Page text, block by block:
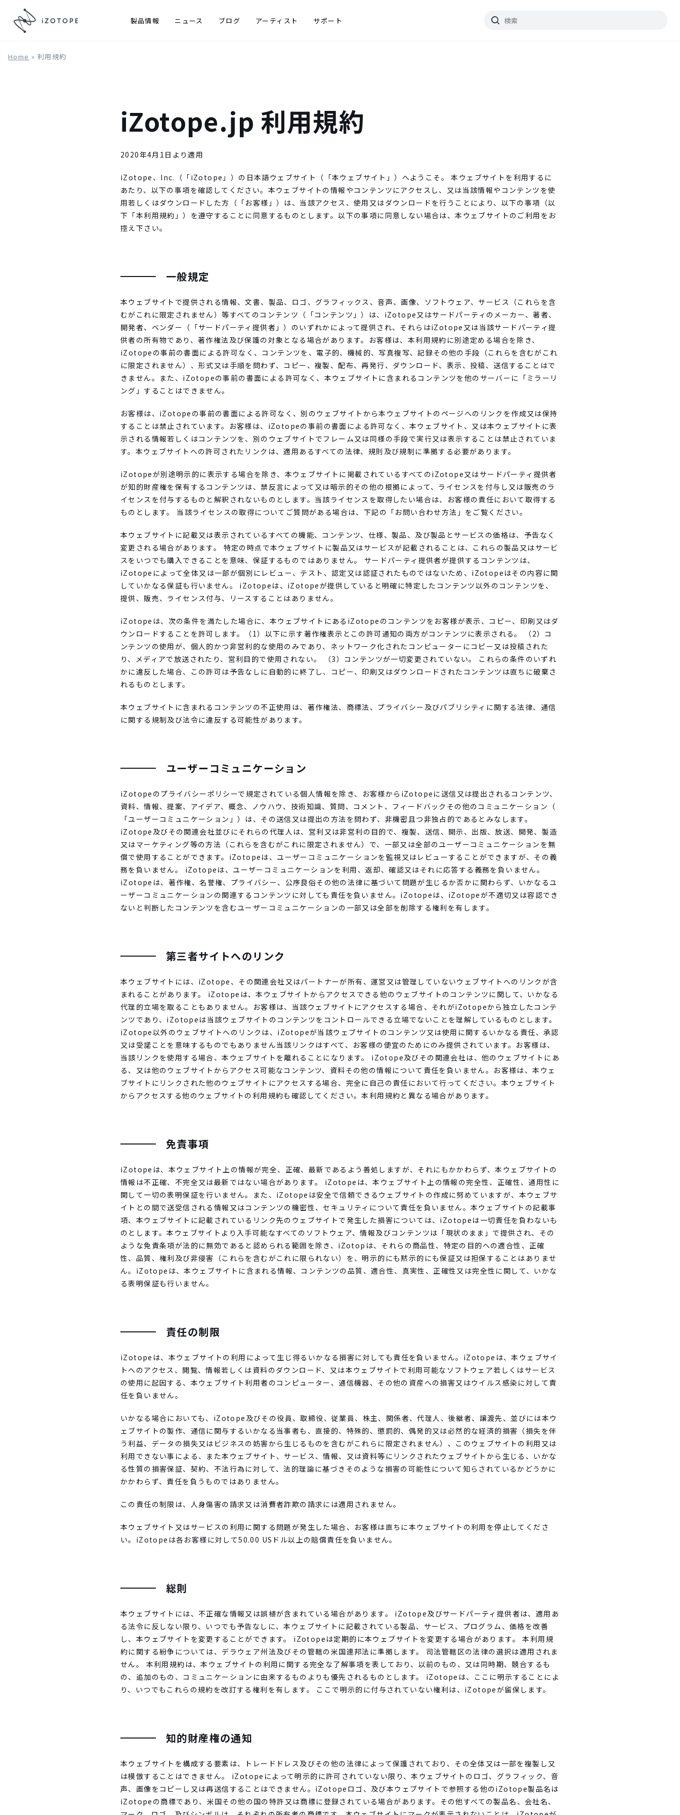
製品情報 ニュース ブログ アーティスト サポート
Home » 利用規約
iZotope.jp 利用規約
2020年4月1日より適用
iZotope、Inc.（「iZotope」）の日本語ウェブサイト（「本ウェブサイト」）へようこそ。 本ウェブサイトを利用するに
あたり、以下の事項を確認してください。本ウェブサイトの情報やコンテンツにアクセスし、又は当該情報やコンテンツを使
用若しくはダウンロードした方（「お客様」）は、当該アクセス、使用又はダウンロードを行うことにより、以下の事項（以
下「本利用規約」）を遵守することに同意するものとします。以下の事項に同意しない場合は、本ウェブサイトのご利用をお
控え下さい。
一般規定
本ウェブサイトで提供される情報、文書、製品、ロゴ、グラフィックス、音声、画像、ソフトウェア、サービス（これらを含
むがこれに限定されません）等すべてのコンテンツ（「コンテンツ」）は、iZotope又はサードパーティのメーカー、著者、
開発者、ベンダー（「サードパーティ提供者」）のいずれかによって提供され、それらはiZotope又は当該サードパーティ提
供者の所有物であり、著作権法及び保護の対象となる場合があります。お客様は、本利用規約に別途定める場合を除き、
iZotopeの事前の書面による許可なく、コンテンツを、電子的、機械的、写真複写、記録その他の手段（これらを含むがこれ
に限定されません）、形式又は手順を問わず、コピー、複製、配布、再発行、ダウンロード、表示、投稿、送信することはで
きません。また、iZotopeの事前の書面による許可なく、本ウェブサイトに含まれるコンテンツを他のサーバーに「ミラーリ
ング」することはできません。
お客様は、iZotopeの事前の書面による許可なく、別のウェブサイトから本ウェブサイトのページへのリンクを作成又は保持
することは禁止されています。お客様は、iZotopeの事前の書面による許可なく、本ウェブサイト、又は本ウェブサイトに表
示される情報若しくはコンテンツを、別のウェブサイトでフレーム又は同様の手段で実行又は表示することは禁止されていま
す。本ウェブサイトへの許可されたリンクは、適用あるすべての法律、規則及び規制に準拠する必要があります。
iZotopeが別途明示的に表示する場合を除き、本ウェブサイトに掲載されているすべてのiZotope又はサードパーティ提供者
が知的財産権を保有するコンテンツは、禁反言によって又は暗示的その他の根拠によって、ライセンスを付与し又は販売のラ
イセンスを付与するものと解釈されないものとします。当該ライセンスを取得したい場合は、お客様の責任において取得する
ものとします。 当該ライセンスの取得についてご質問がある場合は、下記の「お問い合わせ方法」をご覧ください。
本ウェブサイトに記載又は表示されているすべての機能、コンテンツ、仕様、製品、及び製品とサービスの価格は、予告なく
変更される場合があります。 特定の時点で本ウェブサイトに製品又はサービスが記載されることは、これらの製品又はサービ
スをいつでも購入できることを意味、保証するものではありません。 サードパーティ提供者が提供するコンテンツは、
iZotopeによって全体又は一部が個別にレビュー、テスト、認定又は認証されたものではないため、iZotopeはその内容に関
していかなる保証も行いません。 iZotopeは、iZotopeが提供していると明確に特定したコンテンツ以外のコンテンツを、
提供、販売、ライセンス付与、リースすることはありません。
iZotopeは、次の条件を満たした場合に、本ウェブサイトにあるiZotopeのコンテンツをお客様が表示、コピー、印刷又はダ
ウンロードすることを許可します。（1）以下に示す著作権表示とこの許可通知の両方がコンテンツに表示される。 （2）コ
ンテンツの使用が、個人的かつ非営利的な使用のみであり、ネットワーク化されたコンピューターにコピー又は投稿された
り、メディアで放送されたり、営利目的で使用されない。 （3）コンテンツが一切変更されていない。 これらの条件のいずれ
かに違反した場合、この許可は予告なしに自動的に終了し、コピー、印刷又はダウンロードされたコンテンツは直ちに破棄さ
れるものとします。
本ウェブサイトに含まれるコンテンツの不正使用は、著作権法、商標法、プライバシー及びパブリシティに関する法律、通信
に関する規制及び法令に違反する可能性があります。
ユーザーコミュニケーション
iZotopeのプライバシーポリシーで規定されている個人情報を除き、お客様からiZotopeに送信又は提出されるコンテンツ、
資料、情報、提案、アイデア、概念、ノウハウ、技術知識、質問、コメント、フィードバックその他のコミュニケーション（
「ユーザーコミュニケーション」）は、その送信又は提出の方法を問わず、非機密且つ非独占的であるとみなします。
iZotope及びその関連会社並びにそれらの代理人は、営利又は非営利の目的で、複製、送信、開示、出版、放送、開発、製造
又はマーケティング等の方法（これらを含むがこれに限定されません）で、一部又は全部のユーザーコミュニケーションを無
償で使用することができます。iZotopeは、ユーザーコミュニケーションを監視又はレビューすることができますが、その義
務を負いません。 iZotopeは、ユーザーコミュニケーションを利用、返却、確認又はそれに応答する義務を負いません。
iZotopeは、著作権、名誉権、プライバシー、公序良俗その他の法律に基づいて問題が生じるか否かに関わらず、いかなるユ
ーザーコミュニケーションの関連するコンテンツに対しても責任を負いません。iZotopeは、iZotopeが不適切又は容認でき
ないと判断したコンテンツを含むユーザーコミュニケーションの一部又は全部を削除する権利を有します。
第三者サイトへのリンク
本ウェブサイトには、iZotope、その関連会社又はパートナーが所有、運営又は管理していないウェブサイトへのリンクが含
まれることがあります。 iZotopeは、本ウェブサイトからアクセスできる他のウェブサイトのコンテンツに関して、いかなる
代理的立場を取ることもありません。お客様は、当該ウェブサイトにアクセスする場合、それがiZotopeから独立したコンテ
ンツであり、iZotopeは当該ウェブサイトのコンテンツをコントロールできる立場でないことを理解しているものとします。
iZotope以外のウェブサイトへのリンクは、iZotopeが当該ウェブサイトのコンテンツ又は使用に関するいかなる責任、承認
又は受諾ことを意味するものでもありません当該リンクはすべて、お客様の便宜のためにのみ提供されています。お客様は、
当該リンクを使用する場合、本ウェブサイトを離れることになります。 iZotope及びその関連会社は、他のウェブサイトにあ
る、又は他のウェブサイトからアクセス可能なコンテンツ、資料その他の情報について責任を負いません。お客様は、本ウェ
ブサイトにリンクされた他のウェブサイトにアクセスする場合、完全に自己の責任において行ってください。本ウェブサイト
からアクセスする他のウェブサイトの利用規約も確認してください。本利用規約と異なる場合があります。
免責事項
iZotopeは、本ウェブサイト上の情報が完全、正確、最新であるよう善処しますが、それにもかかわらず、本ウェブサイトの
情報は不正確、不完全又は最新ではない場合があります。 iZotopeは、本ウェブサイト上の情報の完全性、正確性、通用性に
関して一切の表明保証を行いません。また、iZotopeは安全で信頼できるウェブサイトの作成に努めていますが、本ウェブサ
イトとの間で送受信される情報又はコンテンツの機密性、セキュリティについて責任を負いません。本ウェブサイトの記載事
項、本ウェブサイトに記載されているリンク先のウェブサイトで発生した損害については、iZotopeは一切責任を負わないも
のとします。本ウェブサイトより入手可能なすべてのソフトウェア、情報及びコンテンツは「現状のまま」で提供され、その
ような免責条項が法的に無効であると認められる範囲を除き、iZotopは、それらの商品性、特定の目的への適合性、正確
性、品質、権利及び非侵害（これらを含むがこれに限られない）を、明示的にも黙示的にも保証又は担保することはありませ
ん。iZotopeは、本ウェブサイトに含まれる情報、コンテンツの品質、適合性、真実性、正確性又は完全性に関して、いかな
る表明保証も行いません。
責任の制限
iZotopeは、本ウェブサイトの利用によって生じ得るいかなる損害に対しても責任を負いません。iZotopeは、本ウェブサイ
トへのアクセス、閲覧、情報若しくは資料のダウンロード、又は本ウェブサイトで利用可能なソフトウェア若しくはサービス
の使用に起因する、本ウェブサイト利用者のコンピューター、通信機器、その他の資産への損害又はウイルス感染に対して責
任を負いません。
いかなる場合においても、iZotope及びその役員、取締役、従業員、株主、関係者、代理人、後継者、譲渡先、並びには本ウ
ェブサイトの製作、通信に関与するいかなる当事者も、直接的、特殊的、懲罰的、偶発的又は必然的な経済的損害（損失を伴
う利益、データの損失又はビジネスの妨害から生じるものを含むがこれらに限定されません）、このウェブサイトの利用又は
利用できない事による、また本ウェブサイト、サービス、情報、又は資料等にリンクされたウェブサイトから生じる、いかな
る性質の損害保証、契約、不法行為に対して、法的理論に基づきそのような損害の可能性について知らされているかどうかに
かかわらず、責任を負うものではありません。
この責任の制限は、人身傷害の請求又は消費者詐欺の請求には適用されません。
本ウェブサイト又はサービスの利用に関する問題が発生した場合、お客様は直ちに本ウェブサイトの利用を停止してくださ
い。iZotopeは各お客様に対して50.00 USドル以上の賠償責任を負いません。
総則
本ウェブサイトには、不正確な情報又は誤植が含まれている場合があります。 iZotope及びサードパーティ提供者は、適用あ
る法令に反しない限り、いつでも予告なしに、本ウェブサイトに記載されている製品、サービス、プログラム、価格を改善
し、本ウェブサイトを変更することができます。 iZotopeは定期的に本ウェブサイトを変更する場合があります。 本利用規
約に関する紛争については、デラウェア州法及びその管轄の米国連邦法に準拠します。 司法管轄区の法律の選択は適用されま
せん。 本利用規約は、本ウェブサイトの利用に関する完全な了解事項を表しており、以前のもの、又は同時期、競合するも
の、追加のもの、コミュニケーションに由来するものよりも優先されるものとします。 iZotopeは、ここに明示することによ
り、いつでもこれらの規約を改訂する権利を有します。 ここで明示的に付与されていない権利は、iZotopeが留保します。
知的財産権の通知
本ウェブサイトを構成する要素は、トレードドレス及びその他の法律によって保護されており、その全体又は一部を複製し又
は模倣することはできません。 iZotopeによって明示的に許可されていない限り、本ウェブサイトのロゴ、グラフィック、音
声、画像をコピーし又は再送信することはできません。iZotopeロゴ、及び本ウェブサイトで参照する他のiZotope製品名は
iZotopeの商標であり、米国その他の国の特許又は商標に登録されている場合があります。その他すべての製品名、会社名、